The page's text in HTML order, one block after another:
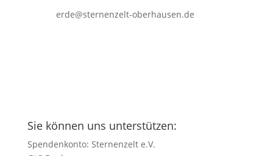
erde@sternenzelt-oberhausen.de
Sie können uns unterstützen:
Spendenkonto: Sternenzelt e.V.